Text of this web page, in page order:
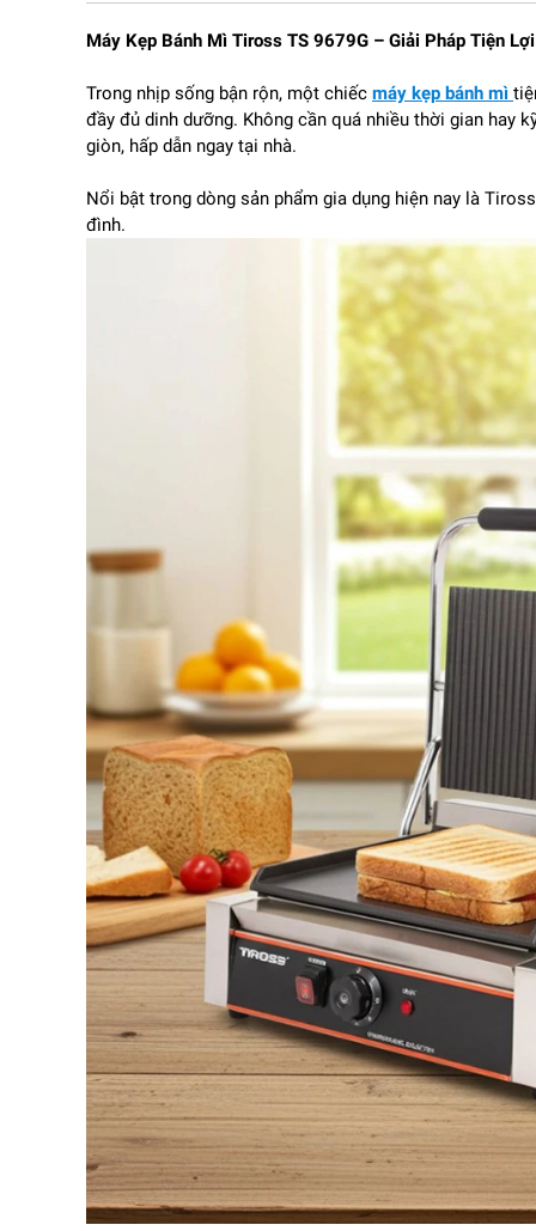
Máy Kẹp Bánh Mì Tiross TS 9679G – Giải Pháp Tiện
Trong nhịp sống bận rộn, một chiếc máy kẹp bánh mì
đầy đủ dinh dưỡng. Không cần quá nhiều thời gian hay
giòn, hấp dẫn ngay tại nhà.
Nổi bật trong dòng sản phẩm gia dụng hiện nay là
đình.